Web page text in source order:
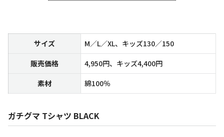
サイズ
M／L／XL、キッズ130／150
販売価格
4,950円、キッズ4,400円
素材
綿100％
ガチグマ Tシャツ BLACK